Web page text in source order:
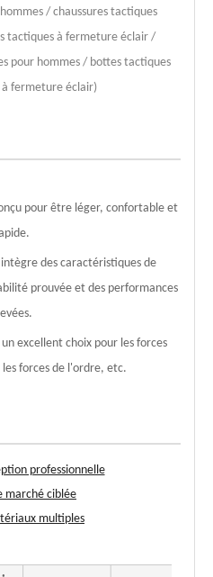
/ chaussures tactiques
tactiques à fermeture éclair /
pour hommes / bottes tactiques
fermeture éclair)
pour être léger, confortable et
des caractéristiques de
prouvée et des performances
excellent choix pour les forces
forces de l'ordre, etc.
professionnelle
marché ciblée
multiples